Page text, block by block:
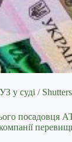
у суді /
посадовця